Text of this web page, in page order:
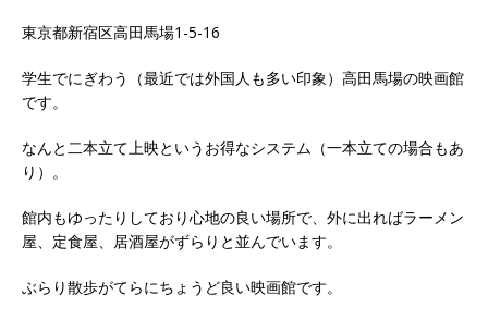
東京都新宿区高田馬場1-5-16
学生でにぎわう（最近では外国人も多い印象）高田馬場の映画館
です。
なんと二本立て上映というお得なシステム（一本立ての場合もあ
り）。
館内もゆったりしており心地の良い場所で、外に出ればラーメン
屋、定食屋、居酒屋がずらりと並んでいます。
ぶらり散歩がてらにちょうど良い映画館です。